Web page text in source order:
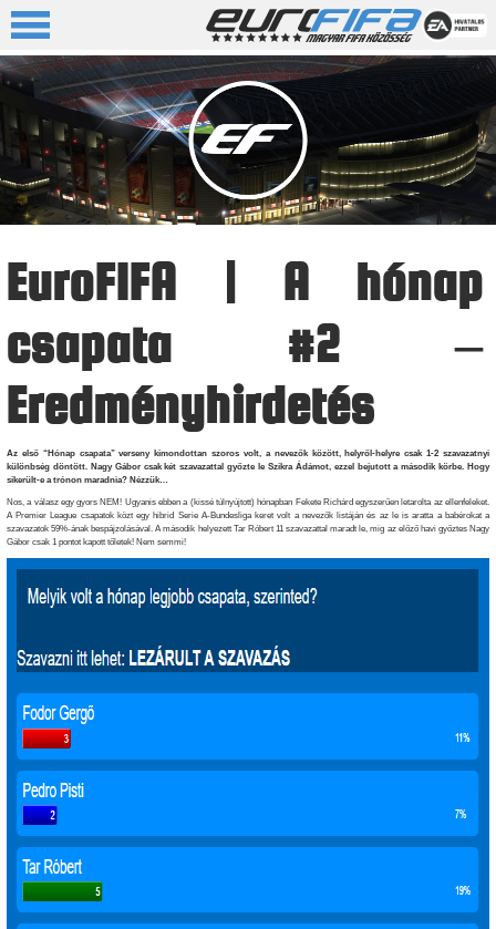
EuroFIFA | A hónap
csapata #2 –
Eredményhirdetés
Az első “Hónap csapata” verseny kimondottan szoros volt, a nevezők között, helyről-helyre csak 1-2 szavazatnyi
különbség döntött. Nagy Gábor csak két szavazattal győzte le Szikra Ádámot, ezzel bejutott a második körbe. Hogy
sikerült-e a trónon maradnia? Nézzük…
Nos, a válasz egy gyors NEM! Ugyanis ebben a (kissé túlnyújtott) hónapban Fekete Richárd egyszerűen letarolta az ellenfeleket.
A Premier League csapatok közt egy hibrid Serie A-Bundesliga keret volt a nevezők listáján és az le is aratta a babérokat a
szavazatok 59%-ának bespájzolásával. A második helyezett Tar Róbert 11 szavazattal maradt le, mig az előző havi győztes Nagy
Gábor csak 1 pontot kapott tőletek! Nem semmi!